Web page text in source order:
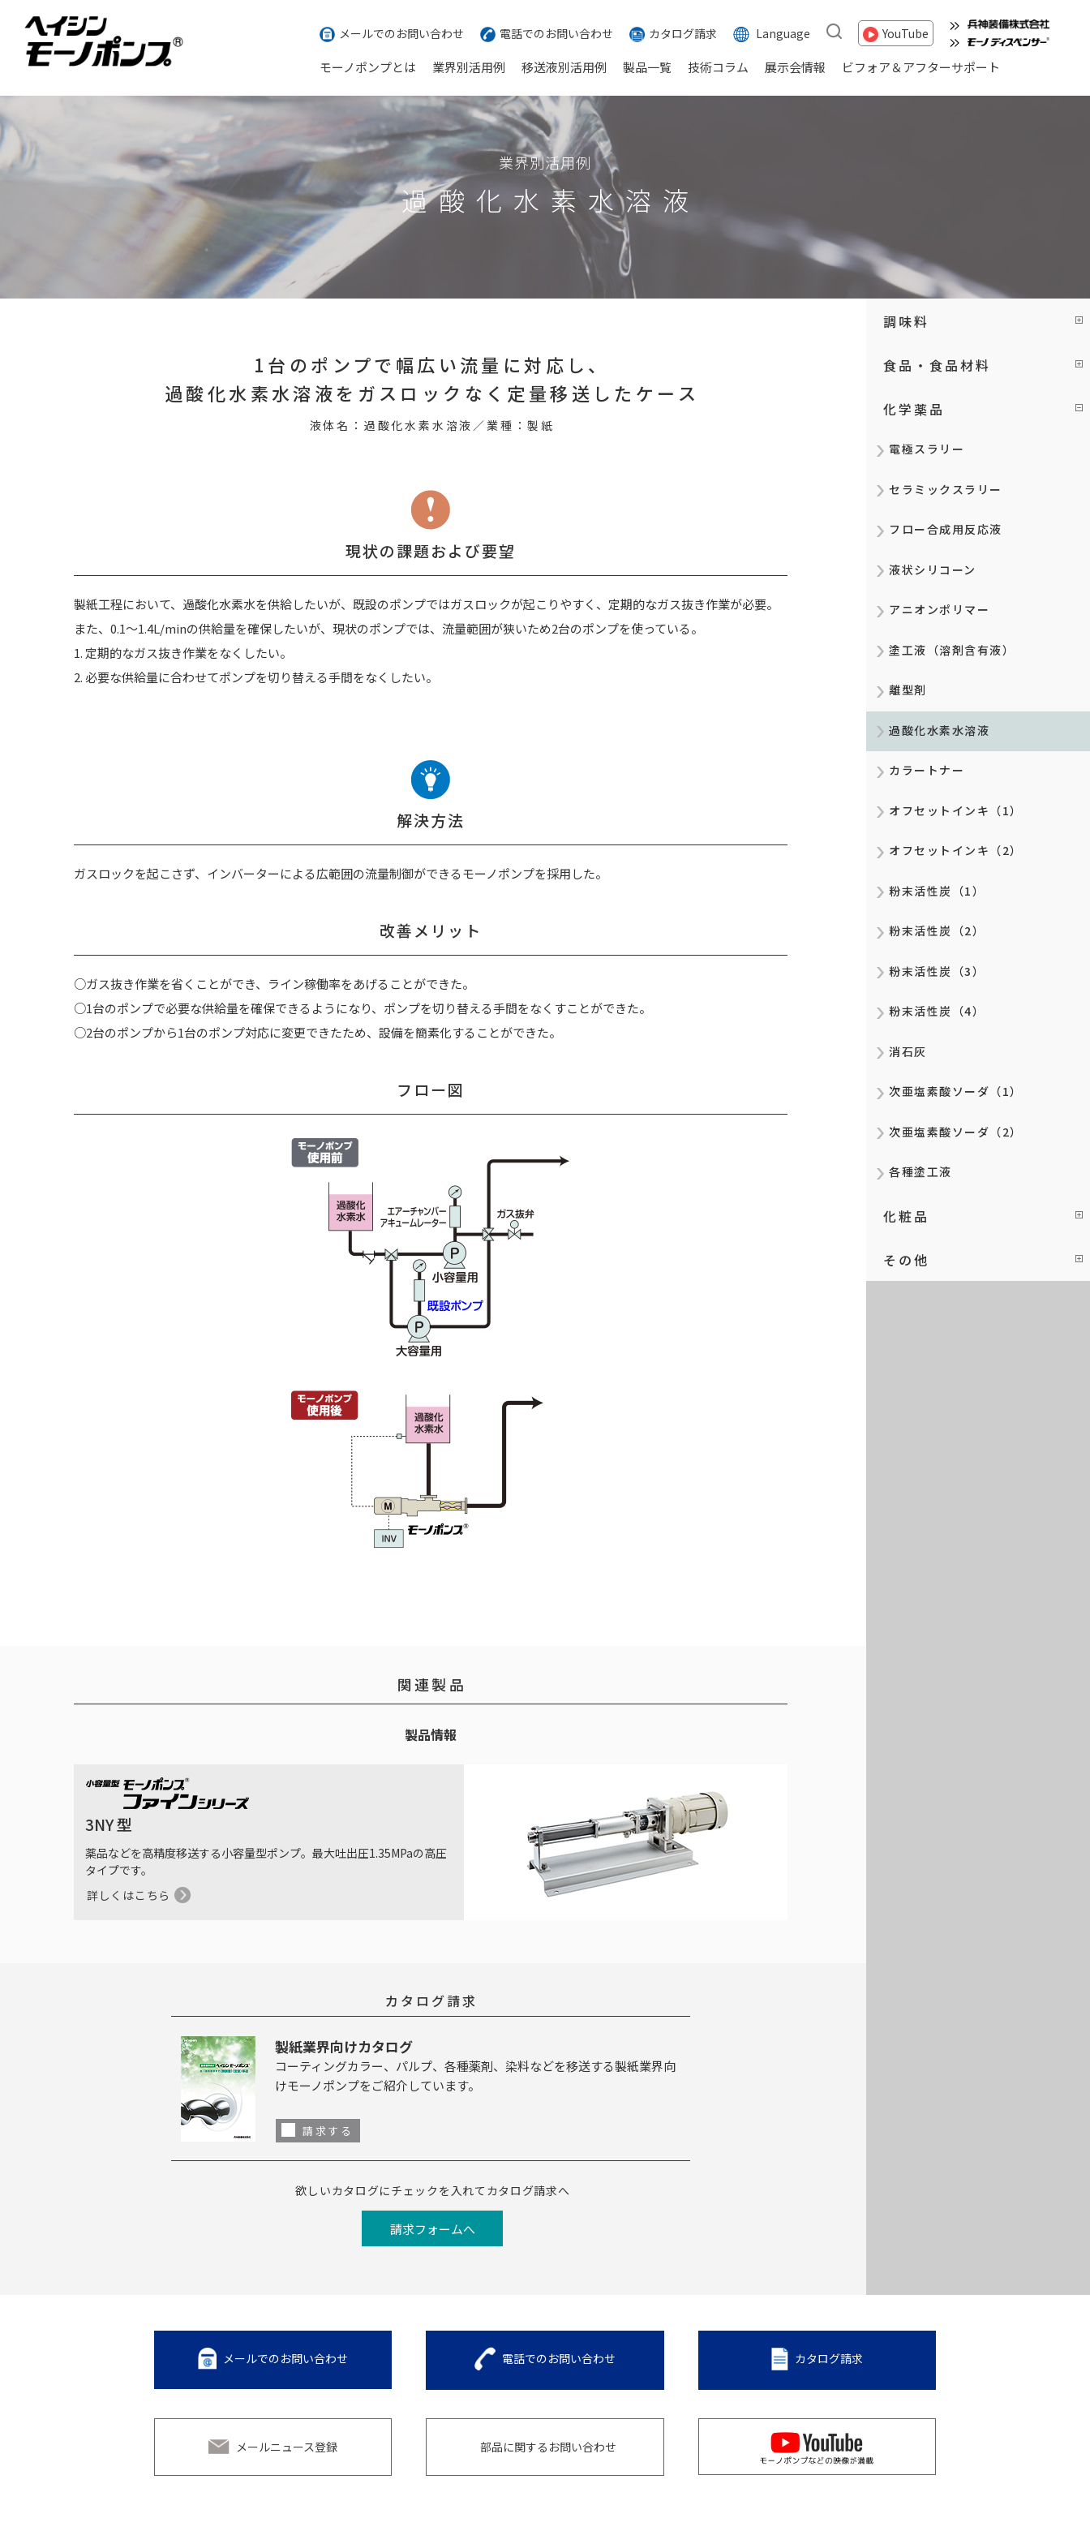
メールでのお問い合わせ 電話でのお問い合わせ カタログ請求 Language YouTube
モーノポンプとは 業界別活用例 移送液別活用例 製品一覧 技術コラム 展示会情報 ビフォア＆アフターサポート
業界別活用例
過酸化水素水溶液
1台のポンプで幅広い流量に対応し、
過酸化水素水溶液をガスロックなく定量移送したケース
液体名：過酸化水素水溶液／業種：製紙
現状の課題および要望
製紙工程において、過酸化水素水を供給したいが、既設のポンプではガスロックが起こりやすく、定期的なガス抜き作業が必要。
また、0.1～1.4L/minの供給量を確保したいが、現状のポンプでは、流量範囲が狭いため2台のポンプを使っている。
1. 定期的なガス抜き作業をなくしたい。
2. 必要な供給量に合わせてポンプを切り替える手間をなくしたい。
解決方法
ガスロックを起こさず、インバーターによる広範囲の流量制御ができるモーノポンプを採用した。
改善メリット
○ガス抜き作業を省くことができ、ライン稼働率をあげることができた。
○1台のポンプで必要な供給量を確保できるようになり、ポンプを切り替える手間をなくすことができた。
○2台のポンプから1台のポンプ対応に変更できたため、設備を簡素化することができた。
フロー図
関連製品
製品情報
3NY 型
薬品などを高精度移送する小容量型ポンプ。最大吐出圧1.35MPaの高圧
タイプです。
詳しくはこちら
カタログ請求
製紙業界向けカタログ
コーティングカラー、パルプ、各種薬剤、染料などを移送する製紙業界向
けモーノポンプをご紹介しています。
請求する
欲しいカタログにチェックを入れてカタログ請求へ
請求フォームへ
調味料
食品・食品材料
化学薬品
電極スラリー
セラミックスラリー
フロー合成用反応液
液状シリコーン
アニオンポリマー
塗工液（溶剤含有液）
離型剤
過酸化水素水溶液
カラートナー
オフセットインキ（1）
オフセットインキ（2）
粉末活性炭（1）
粉末活性炭（2）
粉末活性炭（3）
粉末活性炭（4）
消石灰
次亜塩素酸ソーダ（1）
次亜塩素酸ソーダ（2）
各種塗工液
化粧品
その他
メールでのお問い合わせ 電話でのお問い合わせ カタログ請求
メールニュース登録 部品に関するお問い合わせ